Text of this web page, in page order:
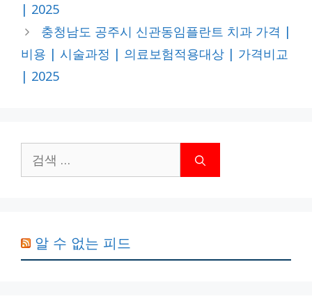
| 2025
충청남도 공주시 신관동임플란트 치과 가격 |
비용 | 시술과정 | 의료보험적용대상 | 가격비교
| 2025
색:
알 수 없는 피드